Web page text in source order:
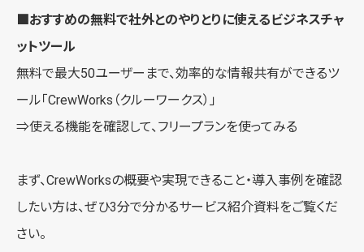
■おすすめの無料で社外とのやりとりに使えるビジネスチャ
ットツール
無料で最大50ユーザーまで、効率的な情報共有ができるツ
ール「CrewWorks（クルーワークス） 」
⇒使える機能を確認して、フリープランを使ってみる
まず、CrewWorksの概要や実現できること・導入事例を確認
したい方は、ぜひ3分で分かるサービス紹介資料をご覧くだ
さい。